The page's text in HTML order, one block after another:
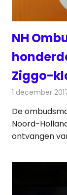
NH
Ziggo-
1 december
De
Noord-
ontvangen